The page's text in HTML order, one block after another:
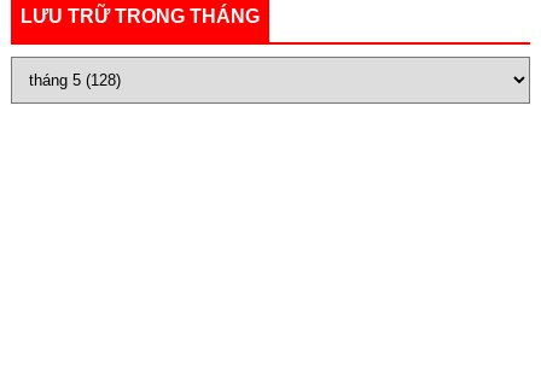
LƯU TRỮ TRONG THÁNG